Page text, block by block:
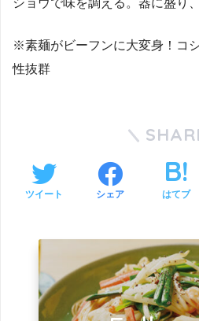
ショウで味を調える。器に盛り
※素麺がビーフンに大変身！コ
性抜群
ツイート シェア はてブ